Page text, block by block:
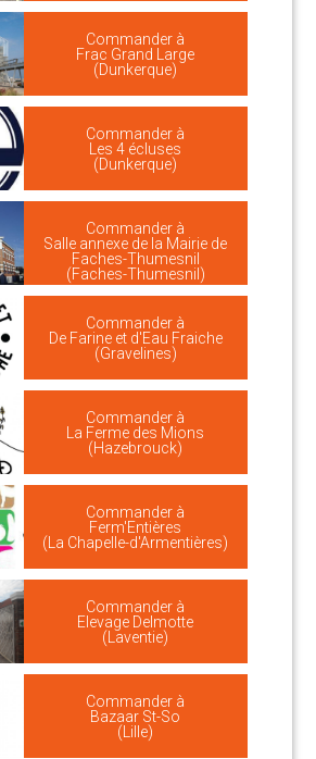
Commander à
Frac Grand Large
(Dunkerque)
Commander à
Les 4 écluses
(Dunkerque)
Commander à
Salle annexe de la Mairie de
Faches-Thumesnil
(Faches-Thumesnil)
Commander à
De Farine et d'Eau Fraiche
(Gravelines)
Commander à
La Ferme des Mions
(Hazebrouck)
Commander à
Ferm'Entières
(La Chapelle-d'Armentières)
Commander à
Elevage Delmotte
(Laventie)
Commander à
Bazaar St-So
(Lille)